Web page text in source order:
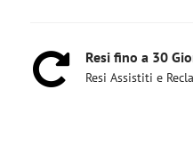
Resi fino a 30
Resi Assistiti e